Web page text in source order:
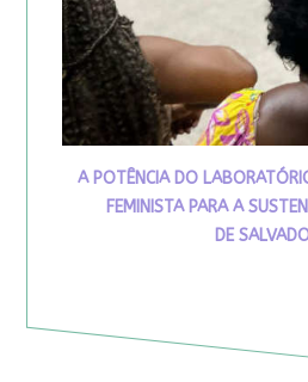
A POTÊNCIA DO
FEMINISTA PARA A
DE